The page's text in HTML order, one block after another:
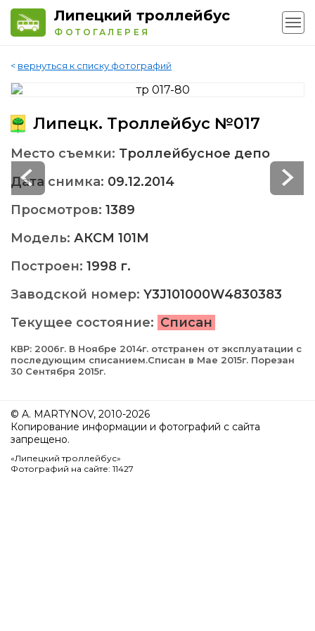
Липецкий троллейбус
ФОТОГАЛЕРЕЯ
< вернуться к списку фотографий
Липецк. Троллейбус №017
Место съемки: Троллейбусное депо
Дата снимка: 09.12.2014
Просмотров: 1389
Модель: АКСМ 101M
Построен: 1998 г.
Заводской номер: Y3J101000W4830383
Текущее состояние: Списан
КВР: 2006г. В Ноябре 2014г. отстранен от эксплуатации с
последующим списанием.Списан в Мае 2015г. Порезан
30 Сентября 2015г.
© A. MARTYNOV, 2010-2026
Копирование информации и фотографий с сайта
запрещено.
«Липецкий троллейбус»
Фотографий на сайте: 11427